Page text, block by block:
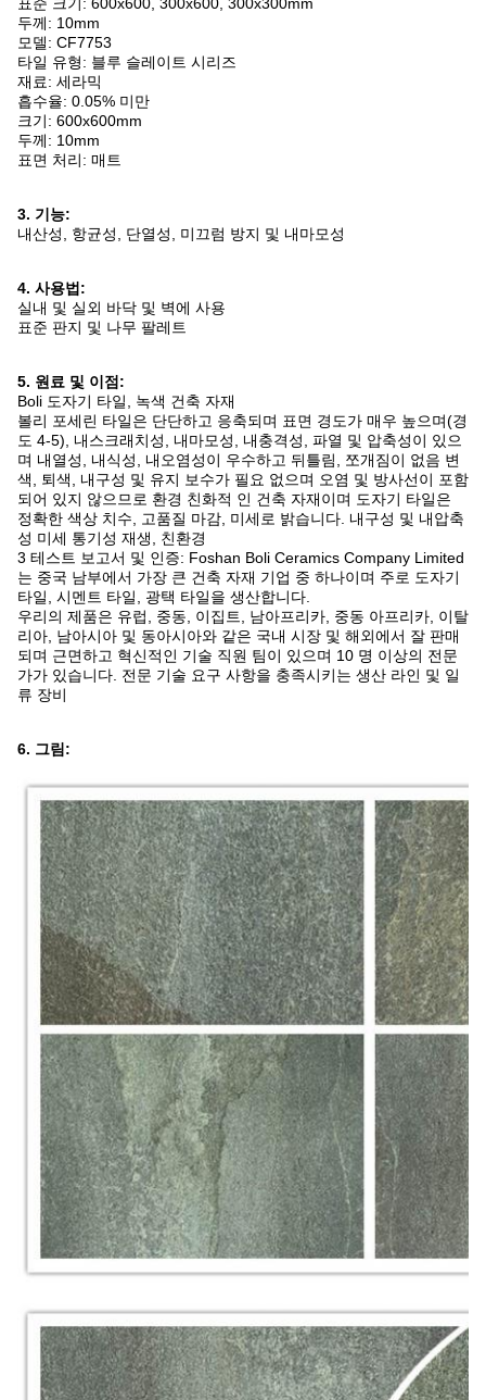
두께: 10mm
모델: CF7753
타일 ​​유형: 블루 슬레이트 시리즈
재료: 세라믹
흡수율: 0.05% 미만
크기: 600x600mm
두께: 10mm
표면 처리: 매트
3. 기능:
내산성, 항균성, 단열성, 미끄럼 방지 및 내마모성
4. 사용법:
실내 및 실외 바닥 및 벽에 사용
표준 판지 및 나무 팔레트
5. 원료 및 이점:
Boli 도자기 타일, 녹색 건축 자재
볼리 포세린 타일은 단단하고 응축되며 표면 경도가 매우 높으며(경
도 4-5), 내스크래치성, 내마모성, 내충격성, 파열 및 압축성이 있으
며 내열성, 내식성, 내오염성이 우수하고 뒤틀림, 쪼개짐이 없음 변
색, 퇴색, 내구성 및 유지 보수가 필요 없으며 오염 및 방사선이 포함
되어 있지 않으므로 환경 친화적 인 건축 자재이며 도자기 타일은
정확한 색상 치수, 고품질 마감, 미세로 밝습니다. 내구성 및 내압축
성 미세 통기성 재생, 친환경
3 테스트 보고서 및 인증: Foshan Boli Ceramics Company Limited
는 중국 남부에서 가장 큰 건축 자재 기업 중 하나이며 주로 도자기
타일, 시멘트 타일, 광택 타일을 생산합니다.
우리의 제품은 유럽, 중동, 이집트, 남아프리카, 중동 아프리카, 이탈
리아, 남아시아 및 동아시아와 같은 국내 시장 및 해외에서 잘 판매
되며 근면하고 혁신적인 기술 직원 팀이 있으며 10 명 이상의 전문
가가 있습니다. 전문 기술 요구 사항을 충족시키는 생산 라인 및 일
류 장비
6. 그림: